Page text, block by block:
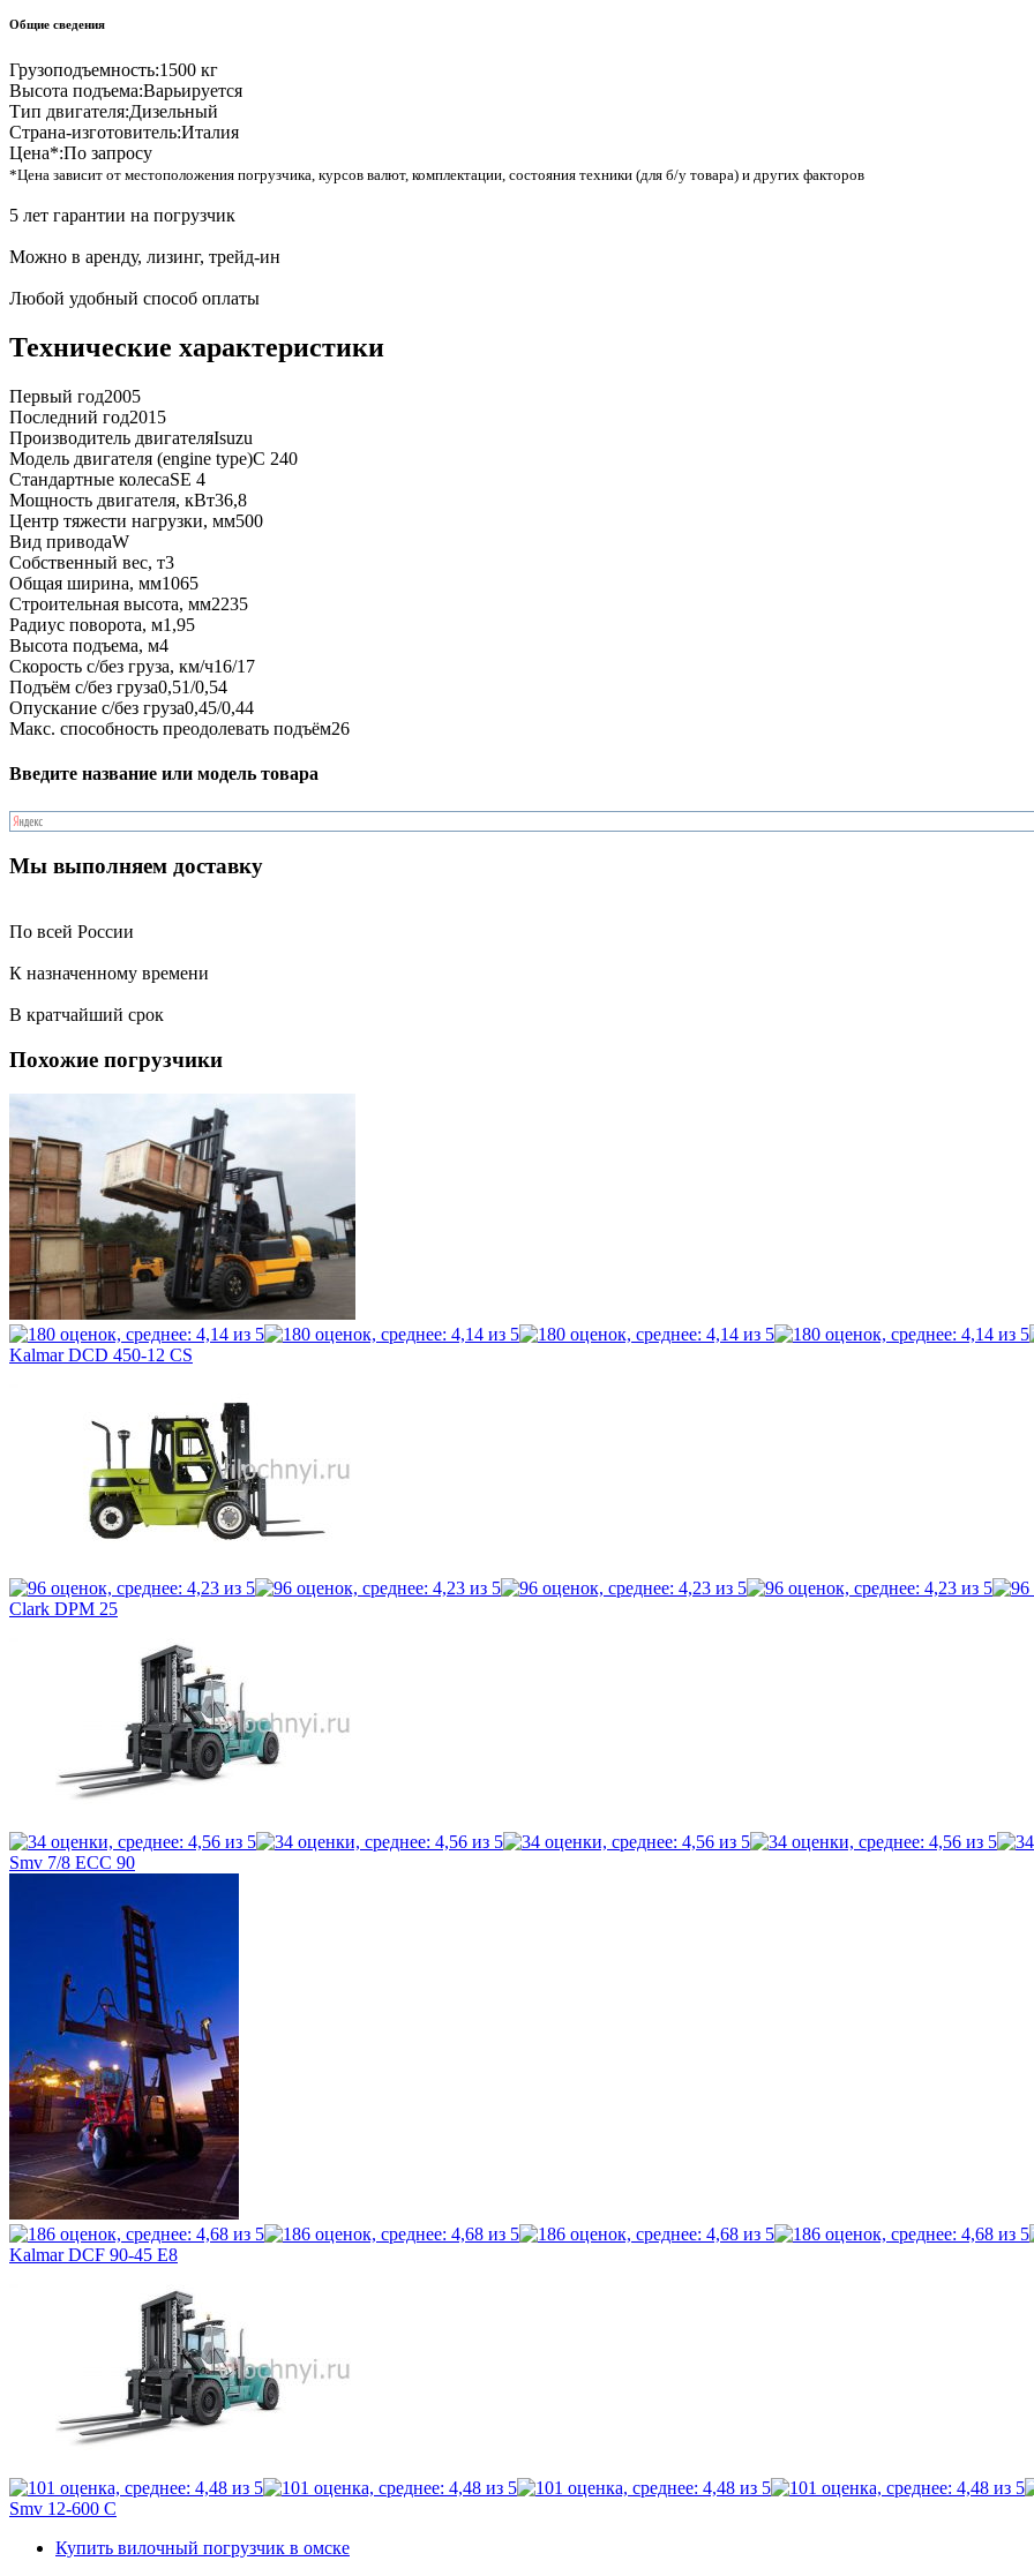
Общие сведения
Грузоподъемность:1500 кг
Высота подъема:Варьируется
Тип двигателя:Дизельный
Страна-изготовитель:Италия
Цена*:По запросу
*Цена зависит от местоположения погрузчика, курсов валют, комплектации, состояния техники (для б/у товара) и других факторов
5 лет гарантии на погрузчик
Можно в аренду, лизинг, трейд-ин
Любой удобный способ оплаты
Технические характеристики
Первый год2005
Последний год2015
Производитель двигателяIsuzu
Модель двигателя (engine type)C 240
Стандартные колесаSE 4
Мощность двигателя, кВт36,8
Центр тяжести нагрузки, мм500
Вид приводаW
Собственный вес, т3
Общая ширина, мм1065
Строительная высота, мм2235
Радиус поворота, м1,95
Высота подъема, м4
Скорость с/без груза, км/ч16/17
Подъём с/без груза0,51/0,54
Опускание с/без груза0,45/0,44
Макс. способность преодолевать подъём26
Введите название или модель товара
Мы выполняем доставку
По всей России
К назначенному времени
В кратчайший срок
Похожие погрузчики
Kalmar DCD 450-12 CS
Clark DPM 25
Smv 7/8 ECC 90
Kalmar DCF 90-45 E8
Smv 12-600 C
Купить вилочный погрузчик в омске